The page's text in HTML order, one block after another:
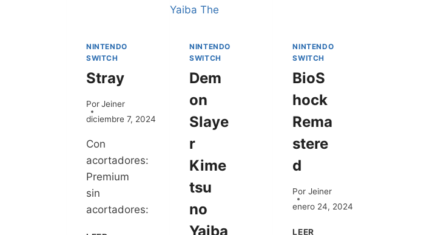
NINTENDO
SWITCH
Stray
PorJeiner
diciembre 7, 2024
Con
acortadores:
Premium
sin
acortadores:
NINTENDO
SWITCH
Dem
on
Slaye
r
Kime
tsu
no
Yaiba
NINTENDO
SWITCH
BioS
hock
Rema
stere
d
Por Jeiner
enero 24, 2024
LEER